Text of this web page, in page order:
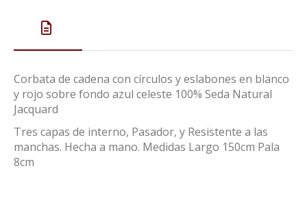
Corbata de cadena con círculos y eslabones en blanco
y rojo sobre fondo azul celeste 100% Seda Natural
Jacquard
Tres capas de interno, Pasador, y Resistente a las
manchas. Hecha a mano. Medidas Largo 150cm Pala
8cm